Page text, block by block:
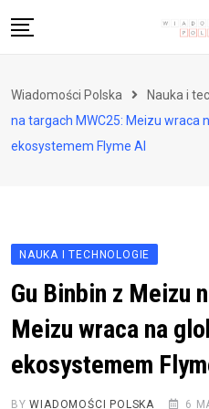
to
Zdrowie i styl życia
Polityka i społeczeństwo
Wiadomości Polska Nauka i
na targach MWC25: Meizu wraca
ekosystemem Flyme AI
NAUKA I TECHNOLOGIE
Gu Binbin z Meizu
Meizu wraca na
ekosystemem
BYWIADOMOŚCI POLSKA 6